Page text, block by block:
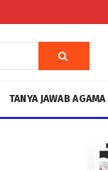
TANYA JAWAB AGAMA